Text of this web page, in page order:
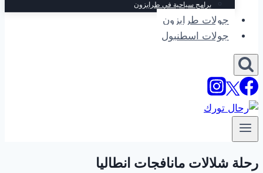
برامج سياحية في طرابزون
جولات طرابزون
جولات اسطنبول
رحلة شلالات مانافجات انطاليا